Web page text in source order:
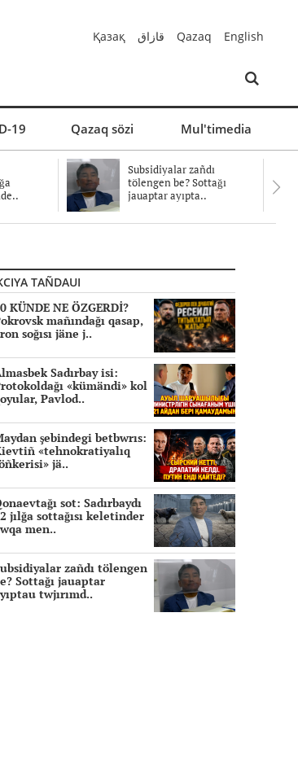
Қазақ قازاق Qazaq English
19 Qazaq sözi Mul'timedia
Subsidiyalar zañdı
tölengen be? Sottağı
jauaptar ayıpta..
TAÑDAUI
KÜNDE NE ÖZGERDİ?
mañındağı qasap,
soğısı jäne j..
Sadırbay isi:
«kümändi» kol
Pavlod..
şebindegi betbwrıs:
«tehnokratiyalıq
jä..
sot: Sadırbaydı
jılğa sottağısı keletinder
men..
zañdı tölengen
Sottağı jauaptar
twjırımd..